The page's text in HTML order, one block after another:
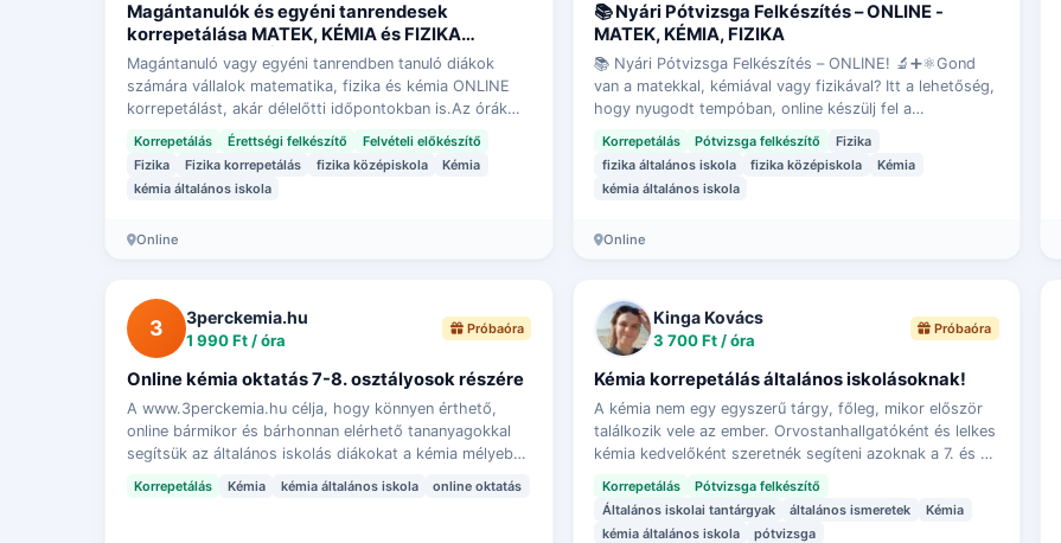
Magántanulók és egyéni tanrendesek
korrepetálása MATEK, KÉMIA és FIZIKA
tantárgyakból DÉLELŐTT IS!
Magántanuló vagy egyéni tanrendben tanuló diákok
számára vállalok matematika, fizika és kémia ONLINE
korrepetálást, akár délelőtti időpontokban is.Az órák
célja, hogy a tanuló:– lépést tudjon tartani…
Korrepetálás Érettségi felkészítő
Felvételi előkészítő
Fizika
Fizika korrepetálás fizika középiskola
Kémia
kémia általános iskola
Online
📚 Nyári Pótvizsga Felkészítés – ONLINE -
MATEK, KÉMIA, FIZIKA
📚 Nyári Pótvizsga Felkészítés – ONLINE! 🔬➕⚛️Gond
van a matekkal, kémiával vagy fizikával? Itt a lehetőség,
hogy nyugodt tempóban, online készülj fel a
pótvizsgára!✅ Matematika, Kémia és Fizika ta…
Korrepetálás Pótvizsga felkészítő
Fizika
fizika általános iskola
fizika középiskola
Kémia
kémia általános iskola
Online
3 3perckemia.hu
1 990 Ft / óra
Próbaóra
Online kémia oktatás 7-8. osztályosok részére
A www.3perckemia.hu célja, hogy könnyen érthető,
online bármikor és bárhonnan elérhető tananyagokkal
segítsük az általános iskolás diákokat a kémia mélyebb
Korrepetálás Kémia kémia általános iskola online oktatás
Kinga Kovács
3 700 Ft / óra
Próbaóra
Kémia korrepetálás általános iskolásoknak!
A kémia nem egy egyszerű tárgy, főleg, mikor először
találkozik vele az ember. Orvostanhallgatóként és lelkes
kémia kedvelőként szeretnék segíteni azoknak a 7. és 8.
Korrepetálás
Pótvizsga felkészítő
Általános iskolai tantárgyak
általános ismeretek
Kémia
kémia általános iskola
pótvizsga